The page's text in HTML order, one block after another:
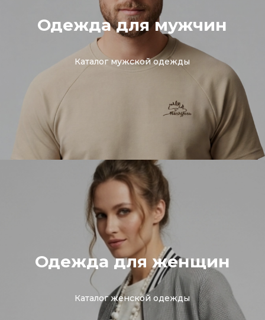
Одежда для мужчин
Каталог мужской одежды
Одежда для женщин
Каталог женской одежды